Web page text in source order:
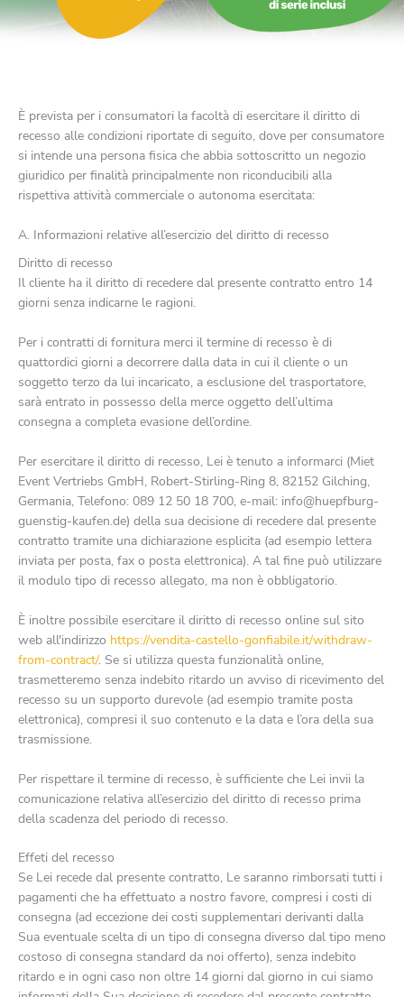
È prevista per i consumatori la facoltà di esercitare il diritto di
recesso alle condizioni riportate di seguito, dove per consumatore
si intende una persona fisica che abbia sottoscritto un negozio
giuridico per finalità principalmente non riconducibili alla
rispettiva attività commerciale o autonoma esercitata:
A. Informazioni relative all’esercizio del diritto di recesso
Diritto di recesso
Il cliente ha il diritto di recedere dal presente contratto entro 14
giorni senza indicarne le ragioni.
Per i contratti di fornitura merci il termine di recesso è di
quattordici giorni a decorrere dalla data in cui il cliente o un
soggetto terzo da lui incaricato, a esclusione del trasportatore,
sarà entrato in possesso della merce oggetto dell’ultima
consegna a completa evasione dell’ordine.
Per esercitare il diritto di recesso, Lei è tenuto a informarci (Miet
Event Vertriebs GmbH, Robert-Stirling-Ring 8, 82152 Gilching,
Germania, Telefono: 089 12 50 18 700, e-mail: info@huepfburg-
guenstig-kaufen.de) della sua decisione di recedere dal presente
contratto tramite una dichiarazione esplicita (ad esempio lettera
inviata per posta, fax o posta elettronica). A tal fine può utilizzare
il modulo tipo di recesso allegato, ma non è obbligatorio.
È inoltre possibile esercitare il diritto di recesso online sul sito
web all'indirizzo https://vendita-castello-gonfiabile.it/withdraw-
from-contract/. Se si utilizza questa funzionalità online,
trasmetteremo senza indebito ritardo un avviso di ricevimento del
recesso su un supporto durevole (ad esempio tramite posta
elettronica), compresi il suo contenuto e la data e l’ora della sua
trasmissione.
Per rispettare il termine di recesso, è sufficiente che Lei invii la
comunicazione relativa all’esercizio del diritto di recesso prima
della scadenza del periodo di recesso.
Effeti del recesso
Se Lei recede dal presente contratto, Le saranno rimborsati tutti i
pagamenti che ha effettuato a nostro favore, compresi i costi di
consegna (ad eccezione dei costi supplementari derivanti dalla
Sua eventuale scelta di un tipo di consegna diverso dal tipo meno
costoso di consegna standard da noi offerto), senza indebito
ritardo e in ogni caso non oltre 14 giorni dal giorno in cui siamo